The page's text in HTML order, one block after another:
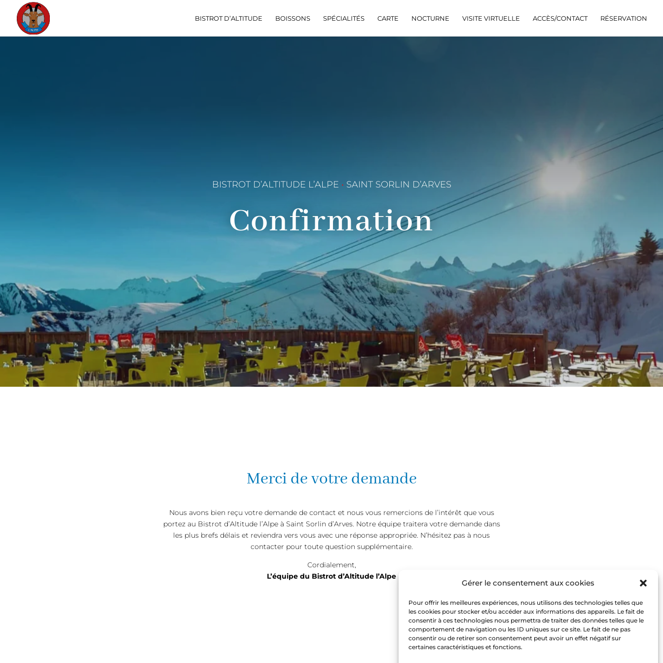
Gérer le consentement aux cookies
Pour offrir les meilleures expériences, nous utilisons des technologies telles que
les cookies pour stocker et/ou accéder aux informations des appareils. Le fait de
consentir à ces technologies nous permettra de traiter des données telles que le
comportement de navigation ou les ID uniques sur ce site. Le fait de ne pas
consentir ou de retirer son consentement peut avoir un effet négatif sur
certaines caractéristiques et fonctions.
BISTROT D’ALTITUDE BOISSONS SPÉCIALITÉS CARTE NOCTURNE VISITE VIRTUELLE ACCÈS/CONTACT RÉSERVATION
BISTROT D’ALTITUDE L’ALPE • SAINT SORLIN D’ARVES
Confirmation
Merci de votre demande
Nous avons bien reçu votre demande de contact et nous vous remercions de l’intérêt que vous
portez au Bistrot d’Altitude l’Alpe à Saint Sorlin d’Arves. Notre équipe traitera votre demande dans
les plus brefs délais et reviendra vers vous avec une réponse appropriée. N’hésitez pas à nous
contacter pour toute question supplémentaire.
Cordialement,
L’équipe du Bistrot d’Altitude l’Alpe